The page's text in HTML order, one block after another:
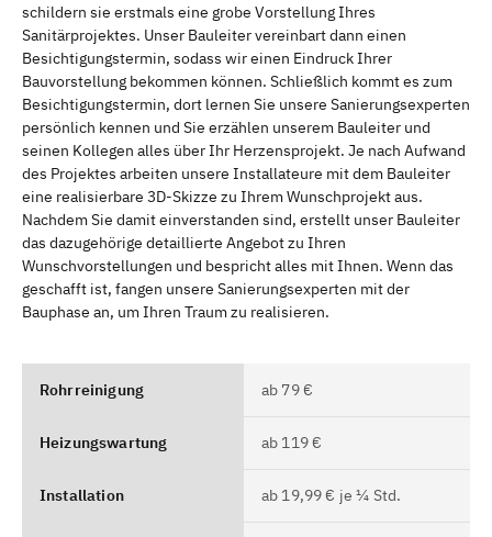
schildern sie erstmals eine grobe Vorstellung Ihres
Sanitärprojektes. Unser Bauleiter vereinbart dann einen
Besichtigungstermin, sodass wir einen Eindruck Ihrer
Bauvorstellung bekommen können. Schließlich kommt es zum
Besichtigungstermin, dort lernen Sie unsere Sanierungsexperten
persönlich kennen und Sie erzählen unserem Bauleiter und
seinen Kollegen alles über Ihr Herzensprojekt. Je nach Aufwand
des Projektes arbeiten unsere Installateure mit dem Bauleiter
eine realisierbare 3D-Skizze zu Ihrem Wunschprojekt aus.
Nachdem Sie damit einverstanden sind, erstellt unser Bauleiter
das dazugehörige detaillierte Angebot zu Ihren
Wunschvorstellungen und bespricht alles mit Ihnen. Wenn das
geschafft ist, fangen unsere Sanierungsexperten mit der
Bauphase an, um Ihren Traum zu realisieren.
Rohrreinigung ab 79 €
Heizungswartung ab 119 €
Installation ab 19,99 € je ¼ Std.